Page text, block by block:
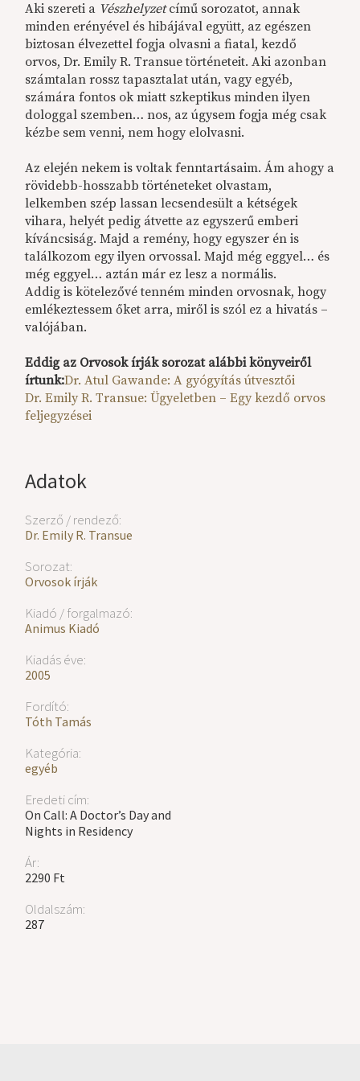
Adatok
Szerző / rendező:
Dr. Emily R. Transue
Sorozat:
Orvosok írják
Kiadó / forgalmazó:
Animus Kiadó
Kiadás éve:
2005
Fordító:
Tóth Tamás
Kategória:
egyéb
Eredeti cím:
On Call: A Doctor’s Day and
Nights in Residency
Ár:
2290 Ft
Oldalszám:
287
Aki szereti a Vészhelyzetcímű sorozatot, annak
minden erényével és hibájával együtt, az egészen
biztosan élvezettel fogja olvasni a fiatal, kezdő
orvos, Dr. Emily R. Transue történeteit. Aki azonban
számtalan rossz tapasztalat után, vagy egyéb,
számára fontos ok miatt szkeptikus minden ilyen
dologgal szemben… nos, az úgysem fogja még csak
kézbe sem venni, nem hogy elolvasni.
Az elején nekem is voltak fenntartásaim. Ám ahogy a
rövidebb-hosszabb történeteket olvastam,
lelkemben szép lassan lecsendesült a kétségek
vihara, helyét pedig átvette az egyszerű emberi
kíváncsiság. Majd a remény, hogy egyszer én is
találkozom egy ilyen orvossal. Majd még eggyel… és
még eggyel… aztán már ez lesz a normális.
Addig is kötelezővé tenném minden orvosnak, hogy
emlékeztessem őket arra, miről is szól ez a hivatás –
valójában.
Eddig az Orvosok írják sorozat alábbi könyveiről
írtunk:Dr. Atul Gawande: A gyógyítás útvesztői
Dr. Emily R. Transue: Ügyeletben – Egy kezdő orvos
feljegyzései